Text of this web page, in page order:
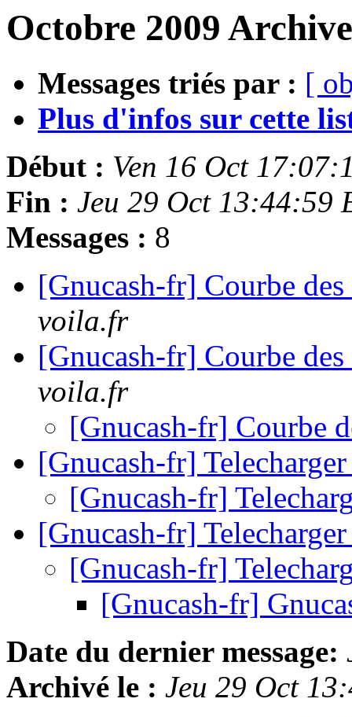
Octobre 2009
Messages triés par : [
Plus d'infos sur cette
Début : Ven 16 Oct
Fin : Jeu 29 Oct 13:44:59
Messages : 8
[Gnucash-fr] Courbe
voila.fr
[Gnucash-fr] Courbe
voila.fr
[Gnucash-fr] Courbe
[Gnucash-fr]
[Gnucash-fr]
[Gnucash-fr]
[Gnucash-fr]
[Gnucash-fr]
Date du dernier message:
Archivé le : Jeu 29 Oct